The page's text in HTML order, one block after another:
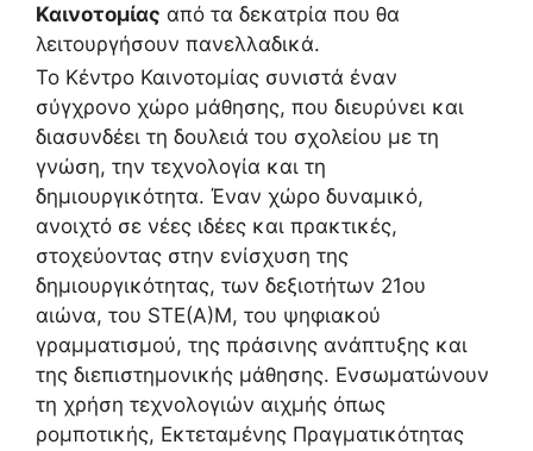
Καινοτομίας από τα δεκατρία που θα
λειτουργήσουν πανελλαδικά.
Το Κέντρο Καινοτομίας συνιστά έναν
σύγχρονο χώρο μάθησης, που διευρύνει και
διασυνδέει τη δουλειά του σχολείου με τη
γνώση, την τεχνολογία και τη
δημιουργικότητα. Έναν χώρο δυναμικό,
ανοιχτό σε νέες ιδέες και πρακτικές,
στοχεύοντας στην ενίσχυση της
δημιουργικότητας, των δεξιοτήτων 21ου
αιώνα, του STE(Α)M, του ψηφιακού
γραμματισμού, της πράσινης ανάπτυξης και
της διεπιστημονικής μάθησης. Ενσωματώνουν
τη χρήση τεχνολογιών αιχμής όπως
ρομποτικής, Εκτεταμένης Πραγματικότητας